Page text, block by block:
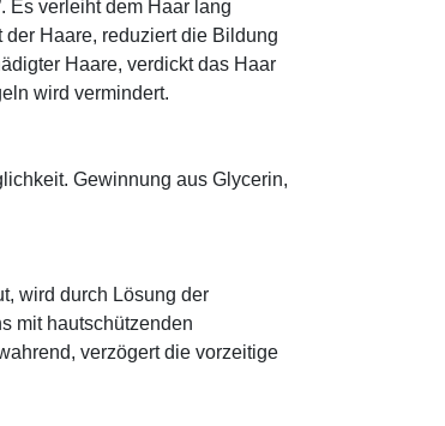
Es verleiht dem Haar lang
Haare, reduziert die Bildung
Haare, verdickt das Haar
wird vermindert.
Gewinnung aus Glycerin,
wird durch Lösung der
mit hautschützenden
verzögert die vorzeitige